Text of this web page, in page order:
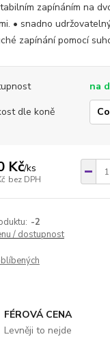
zapínáním na
• snadno
zapínání pomocí
na
dle koně
Kč/ks
bez DPH
-2
/ dostupnost
FÉROVÁ CENA
Levněji to nejde